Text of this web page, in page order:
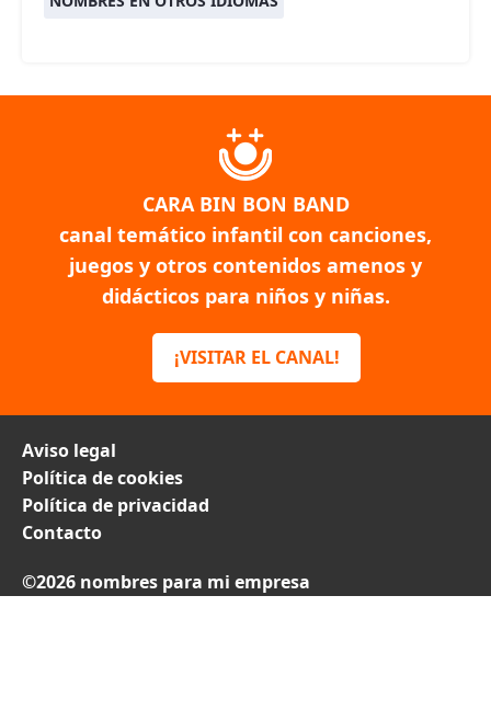
CARA BIN BON BAND
canal temático infantil con canciones,
juegos y otros contenidos amenos y
didácticos para niños y niñas.
¡VISITAR EL CANAL!
Aviso legal
Política de cookies
Política de privacidad
Contacto
©2026 nombres para mi empresa